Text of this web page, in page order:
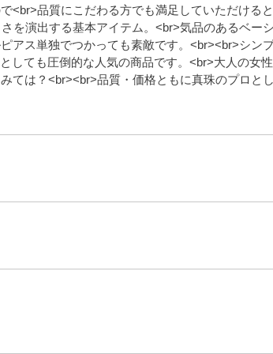
<br>品質にこだわる方でも満足していただける
を演出する基本アイテム。<br>気品のあるベー
アス単独でつかっても素敵です。<br><br>シン
しても圧倒的な人気の商品です。<br>大人の女
ては？<br><br>品質・価格ともに真珠のプロと